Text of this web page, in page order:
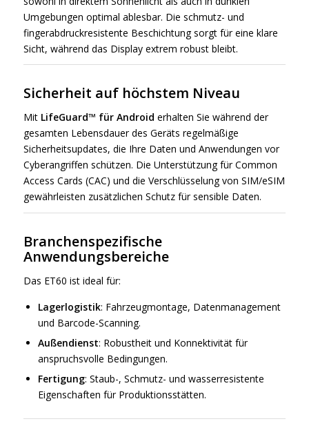
Umgebungen optimal ablesbar. Die schmutz- und
fingerabdruckresistente Beschichtung sorgt für eine klare
Sicht, während das Display extrem robust bleibt.
Sicherheit auf höchstem Niveau
Mit LifeGuard™ für Android erhalten Sie während der
gesamten Lebensdauer des Geräts regelmäßige
Sicherheitsupdates, die Ihre Daten und Anwendungen vor
Cyberangriffen schützen. Die Unterstützung für Common
Access Cards (CAC) und die Verschlüsselung von SIM/eSIM
gewährleisten zusätzlichen Schutz für sensible Daten.
Branchenspezifische
Anwendungsbereiche
Das ET60 ist ideal für:
Lagerlogistik: Fahrzeugmontage, Datenmanagement
und Barcode-Scanning.
Außendienst: Robustheit und Konnektivität für
anspruchsvolle Bedingungen.
Fertigung: Staub-, Schmutz- und wasserresistente
Eigenschaften für Produktionsstätten.